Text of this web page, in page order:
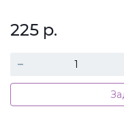
225 р.